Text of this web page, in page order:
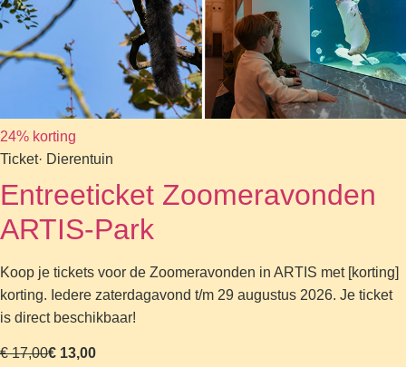
24% korting
Ticket· Dierentuin
Entreeticket Zoomeravonden
ARTIS-Park
Koop je tickets voor de Zoomeravonden in ARTIS met [korting]
korting. Iedere zaterdagavond t/m 29 augustus 2026. Je ticket
is direct beschikbaar!
€ 17,00€ 13,00